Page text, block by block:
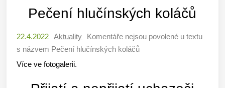
Pečení hlučínských koláčů
22.4.2022 Aktuality Komentáře nejsou povolené u textu
s názvem Pečení hlučínských koláčů
Více ve fotogalerii.